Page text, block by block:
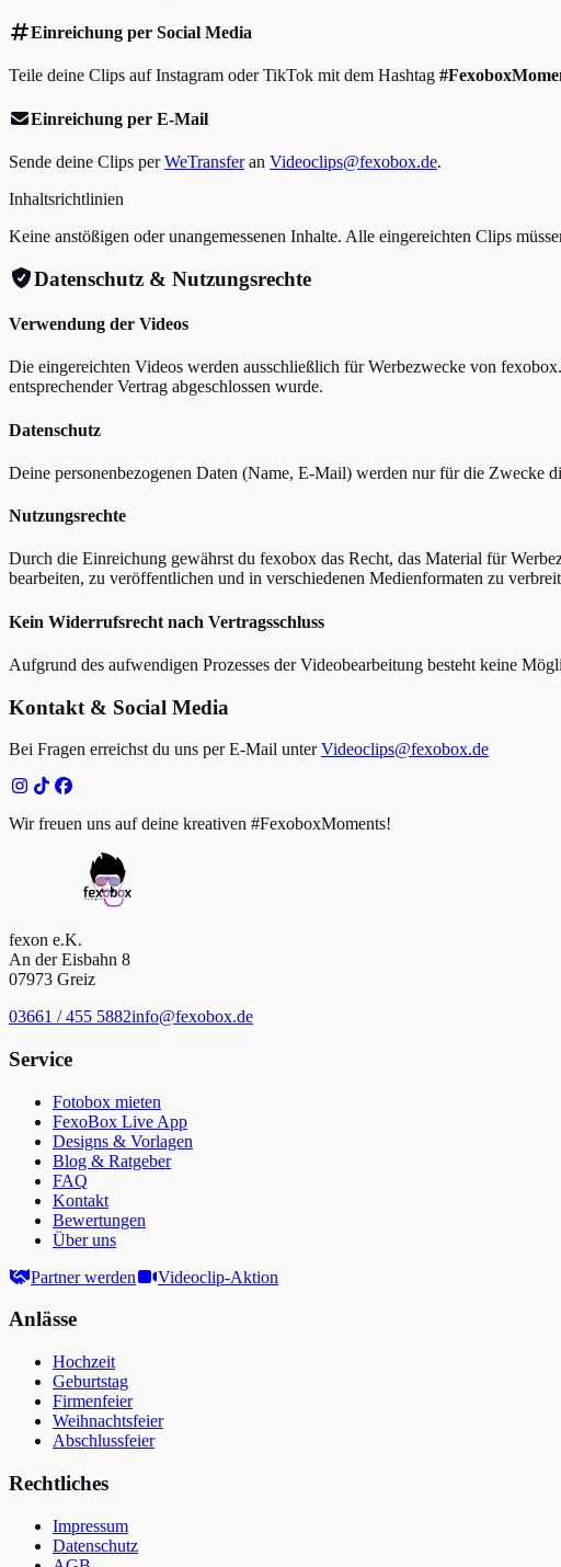
Einreichung per Social Media
Teile deine Clips auf Instagram oder TikTok mit dem Hashtag
Einreichung per E-Mail
Sende deine Clips perWeTransfer an Videoclips@fexobox.de.
Inhaltsrichtlinien
Keine anstößigen oder unangemessenen Inhalte. Alle eingereichten Clips
Datenschutz & Nutzungsrechte
Verwendung der Videos
Die eingereichten Videos werden ausschließlich für Werbezwecke von
entsprechender Vertrag abgeschlossen wurde.
Datenschutz
Deine personenbezogenen Daten (Name, E-Mail) werden nur für die Zwecke
Nutzungsrechte
Durch die Einreichung gewährst du fexobox das Recht, das Material für
bearbeiten, zu veröffentlichen und in verschiedenen Medienformaten zu
Kein Widerrufsrecht nach Vertragsschluss
Aufgrund des aufwendigen Prozesses der Videobearbeitung besteht keine
Kontakt & Social Media
Bei Fragen erreichst du uns per E-Mail unterVideoclips@fexobox.de
Wir freuen uns auf deine kreativen #FexoboxMoments!
fexon e.K.
An der Eisbahn 8
07973 Greiz
03661 / 455 5882info@fexobox.de
Service
Fotobox mieten
FexoBox Live App
Designs & Vorlagen
Blog & Ratgeber
FAQ
Kontakt
Bewertungen
Über uns
Partner werden
Videoclip-Aktion
Anlässe
Hochzeit
Geburtstag
Firmenfeier
Weihnachtsfeier
Abschlussfeier
Rechtliches
Impressum
Datenschutz